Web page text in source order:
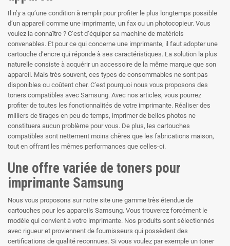
Il n’y a qu’une condition à remplir pour profiter le plus longtemps possible
d’un appareil comme une imprimante, un fax ou un photocopieur. Vous
voulez la connaître ? C’est d’équiper sa machine de matériels
convenables. Et pour ce qui concerne une imprimante, il faut adopter une
cartouche d’encre qui réponde à ses caractéristiques. La solution la plus
naturelle consiste à acquérir un accessoire de la même marque que son
appareil. Mais très souvent, ces types de consommables ne sont pas
disponibles ou coûtent cher. C’est pourquoi nous vous proposons des
toners compatibles avec Samsung. Avec nos articles, vous pourrez
profiter de toutes les fonctionnalités de votre imprimante. Réaliser des
milliers de tirages en peu de temps, imprimer de belles photos ne
constituera aucun problème pour vous. De plus, les cartouches
compatibles sont nettement moins chères que les fabrications maison,
tout en offrant les mêmes performances que celles-ci.
Une offre variée de toners pour
imprimante Samsung
Nous vous proposons sur notre site une gamme très étendue de
cartouches pour les appareils Samsung. Vous trouverez forcément le
modèle qui convient à votre imprimante. Nos produits sont sélectionnés
avec rigueur et proviennent de fournisseurs qui possèdent des
certifications de qualité reconnues. Si vous voulez par exemple un toner